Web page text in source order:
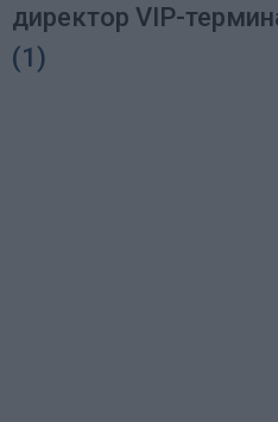
директор VIP-
(1)